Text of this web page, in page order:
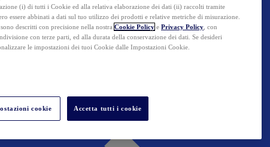
(i) di tutti i Cookie ed alla relativa elaborazione dei dati (ii) raccolti tramite
essere abbinati a dati sul tuo utilizzo dei prodotti e relative metriche di misurazione.
descritti con precisione nella nostra Cookie Policy e Privacy Policy , con
con terze parti, ed alla durata della conservazione dei dati. Se desideri
le impostazioni dei tuoi Cookie dalle Impostazioni Cookie.
cookie Accetta tutti i cookie